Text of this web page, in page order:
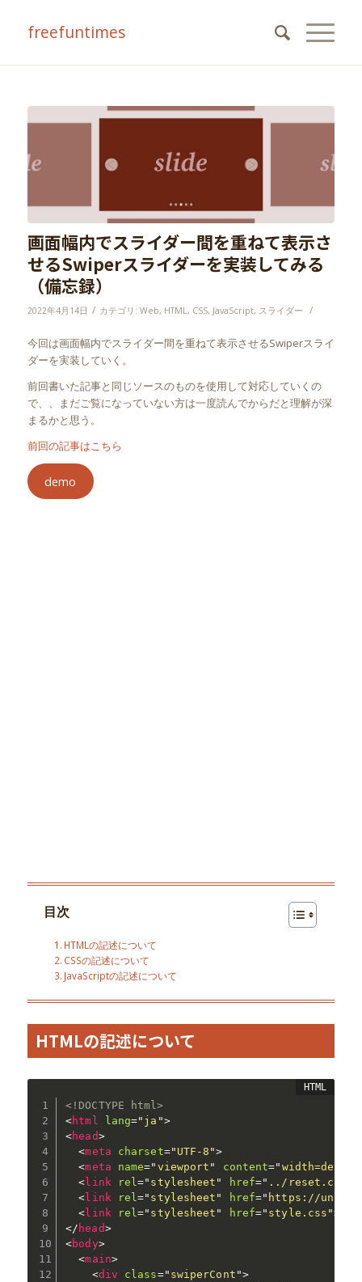
freefuntimes
画面幅内でスライダー間を重ねて表示さ
せるSwiperスライダーを実装してみる
（備忘録）
2022年4月14日 / カテゴリ: Web, HTML , CSS, JavaScript, スライダー /
今回は画面幅内でスライダー間を重ねて表示させるSwiperスライ
ダーを実装していく。
前回書いた記事と同じソースのものを使用して対応していくの
で、、まだご覧になっていない方は一度読んでからだと理解が深
まるかと思う。
前回の記事はこちら
demo
目次
HTMLの記述について
CSSの記述について
JavaScriptの記述について
HTMLの記述について
<!DOCTYPE html>
<html lang=" ja ">
<head>
<meta charset=" UTF-8 ">
<meta name=" viewport " content="
< link rel=" stylesheet " href=" ../reset.css
< link rel=" stylesheet " href=" https://
< link rel=" stylesheet " href=" style.css ">
</ head>
<body>
<main>
<div class=" swiperCont ">